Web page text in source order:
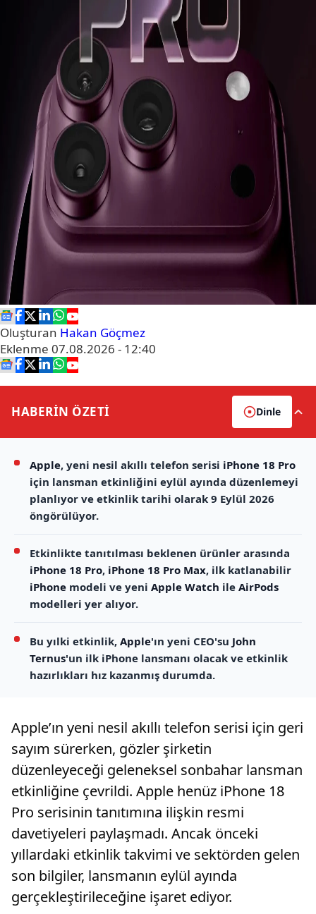
Oluşturan Hakan Göçmez
Eklenme 07.08.2026 - 12:40
HABERİN ÖZETİ Dinle
Apple, yeni nesil akıllı telefon serisi iPhone 18 Pro
için lansman etkinliğini eylül ayında düzenlemeyi
planlıyor ve etkinlik tarihi olarak 9 Eylül 2026
öngörülüyor.
Etkinlikte tanıtılması beklenen ürünler arasında
iPhone 18 Pro, iPhone 18 Pro Max, ilk katlanabilir
iPhone modeli ve yeni Apple Watch ile AirPods
modelleri yer alıyor.
Bu yılki etkinlik, Apple'ın yeni CEO'su John
Ternus'un ilk iPhone lansmanı olacak ve etkinlik
hazırlıkları hız kazanmış durumda.
Apple’ın yeni nesil akıllı telefon serisi için geri
sayım sürerken, gözler şirketin
düzenleyeceği geleneksel sonbahar lansman
etkinliğine çevrildi. Apple henüz iPhone 18
Pro serisinin tanıtımına ilişkin resmi
davetiyeleri paylaşmadı. Ancak önceki
yıllardaki etkinlik takvimi ve sektörden gelen
son bilgiler, lansmanın eylül ayında
gerçekleştirileceğine işaret ediyor.